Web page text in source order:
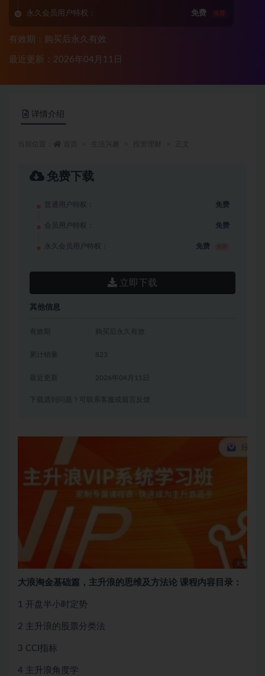
永久会员用户特权： 免费 推荐
有效期：购买后永久有效
最近更新：2026年04月11日
详情介绍
免费下载
普通用户特权： 免费
会员用户特权： 免费
永久会员用户特权： 免费
立即下载
其他信息
有效期 购买后永久有效
累计销量 823
2026年04月11日
下载遇到问题？可联系客服或留言反馈
大浪淘金基础篇，主升浪的思维及方法论 课程内容目录：
1 开盘半小时定势
2 主升浪的股票分类法
3 CCI指标
4 主升浪角度学